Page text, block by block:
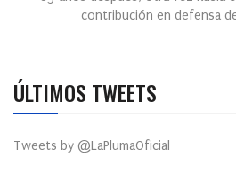
contribución en defensa
ÚLTIMOS TWEETS
Tweets by @LaPlumaOficial